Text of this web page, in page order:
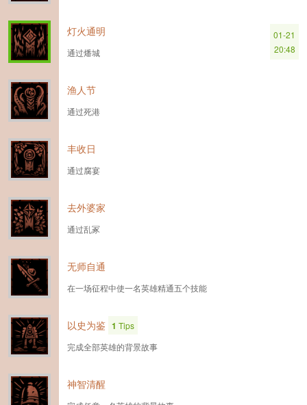
灯火通明
通过燔城
01-21
20:48
渔人节
通过死港
丰收日
通过腐宴
去外婆家
通过乱冢
无师自通
在一场征程中使一名英雄精通五个技能
以史为鉴 1 Tips
完成全部英雄的背景故事
神智清醒